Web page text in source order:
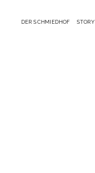
DER SCHMIEDHOF STORY